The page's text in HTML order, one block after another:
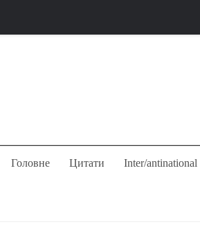
Головне Цитати Inter/antinational